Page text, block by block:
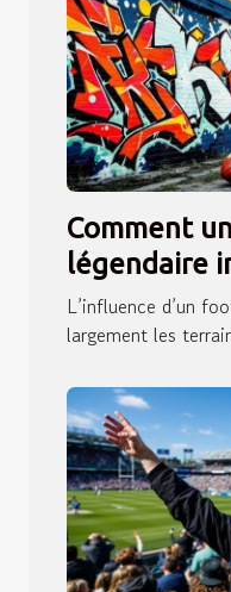
Comment
légendaire
jeunesse
L’influence d’un
largement les